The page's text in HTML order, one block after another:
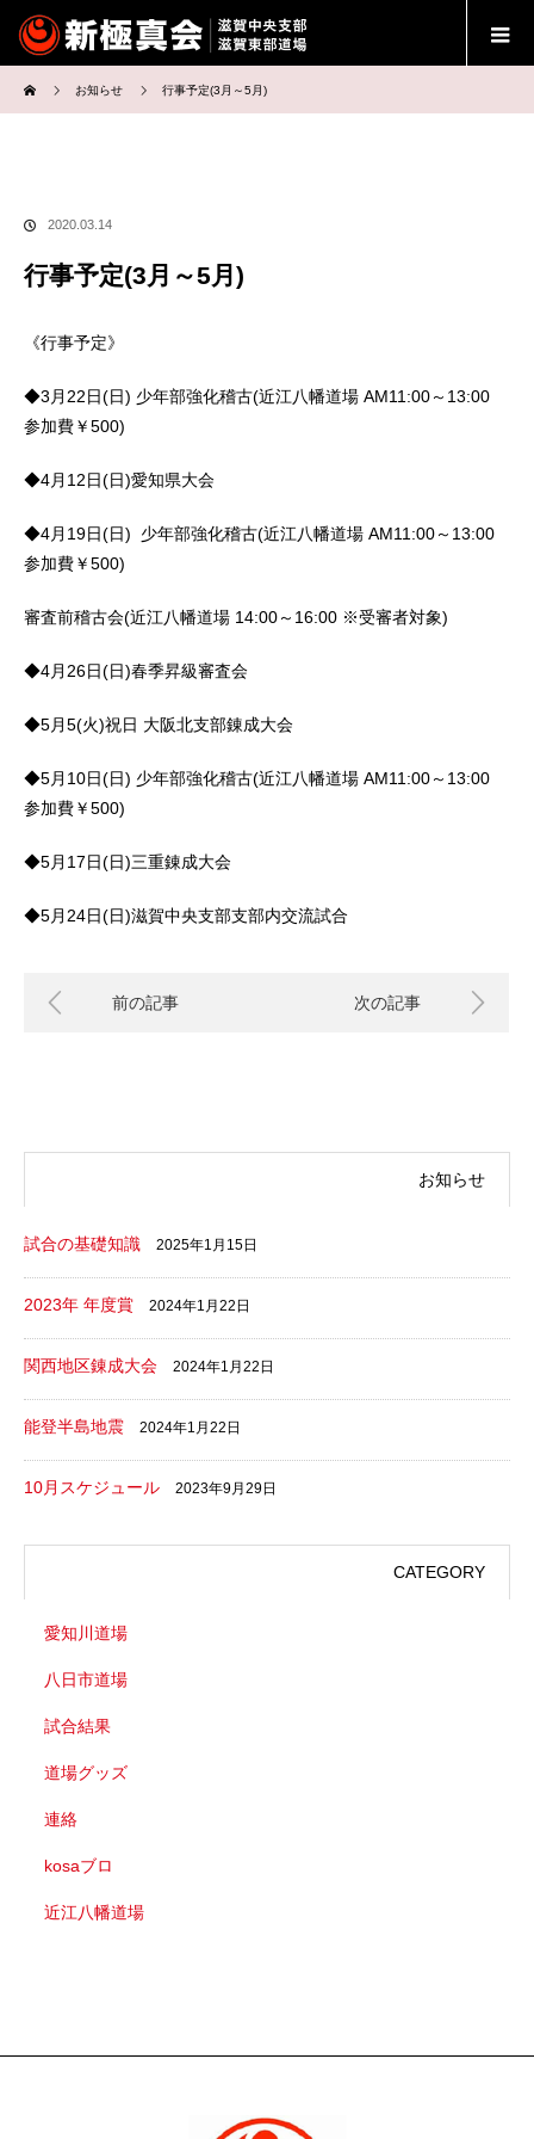
お知らせ
行事予定(3月～5月)
2020.03.14
行事予定(3月～5月)
《行事予定》
◆3 月 22日(日) 少年部強化稽古(近江八幡道場 AM11:00～ 13:00
参加費￥500)
◆4月 12日(日)愛知県大会
◆4月 19日(日) 少年部強化稽古(近江八幡道場 AM11:00～ 13:00
参加費￥500)
審査前稽古会(近江八幡道場 14:00～ 16:00 ※受審者対象)
◆4月 26日(日)春季昇級審査会
◆5月5(火)祝日 大阪北支部錬成大会
◆5月 10日(日) 少年部強化稽古(近江八幡道場 AM11:00～ 13:00
参加費￥500)
◆5月 17日(日)三重錬成大会
◆5月 24日(日)滋賀中央支部支部内交流試合
前の記事 次の記事
お知らせ
試合の基礎知識 2025年1月15日
2023年 年度賞 2024年1月22日
関西地区錬成大会 2024年1月22日
能登半島地震 2024年1月22日
10月スケジュール 2023年9月29日
CATEGORY
愛知川道場
八日市道場
試合結果
道場グッズ
連絡
kosaブロ
近江八幡道場